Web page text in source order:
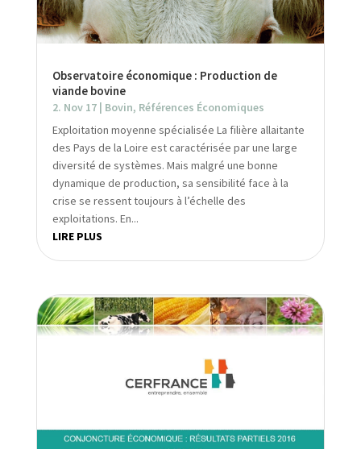
Observatoire économique : Production de
viande bovine
2. Nov 17| Bovin, Références Économiques
Exploitation moyenne spécialisée La filière allaitante
des Pays de la Loire est caractérisée par une large
diversité de systèmes. Mais malgré une bonne
dynamique de production, sa sensibilité face à la
crise se ressent toujours à l’échelle des
exploitations. En...
LIRE PLUS